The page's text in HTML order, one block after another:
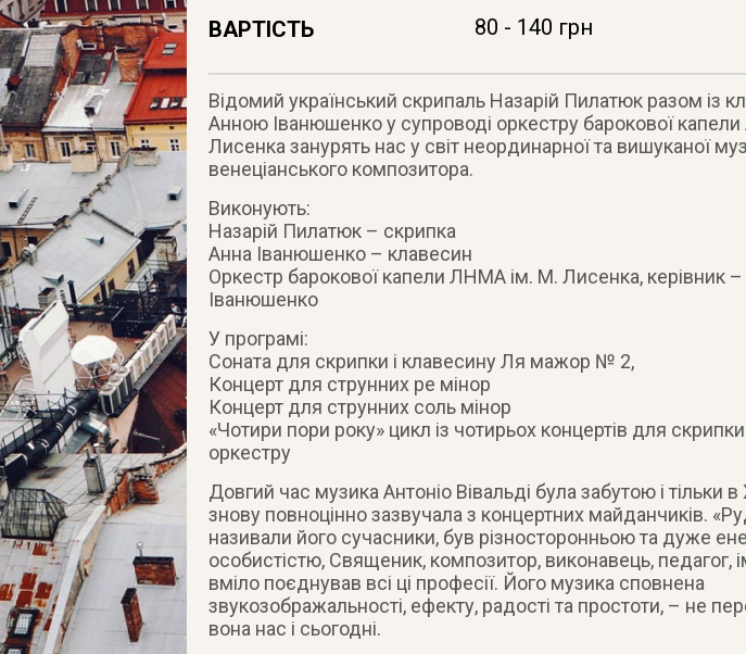
ВАРТІСТЬ 80 - 140 грн
Відомий український скрипаль Назарій Пилатюк разом із
Анною Іванюшенко у супроводі оркестру барокової
Лисенка занурять нас у світ неординарної та вишуканої
венеціанського композитора.
Виконують:
Назарій Пилатюк – скрипка
Анна Іванюшенко – клавесин
Оркестр барокової капели ЛНМА ім. М. Лисенка, керівник
Іванюшенко
У програмі:
Соната для скрипки і клавесину Ля мажор № 2,
Концерт для струнних ре мінор
Концерт для струнних соль мінор
«Чотири пори року» цикл із чотирьох концертів для
оркестру
Довгий час музика Антоніо Вівальді була забутою і тільки в
знову повноцінно зазвучала з концертних майданчиків.
називали його сучасники, був різносторонньою та дуже
особистістю, Священик, композитор, виконавець, педагог,
вміло поєднував всі ці професії. Його музика сповнена
звукозображальності, ефекту, радості та простоти, – не
вона нас і сьогодні.